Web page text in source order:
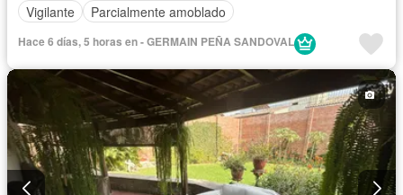
Vigilante
Parcialmente amoblado
Hace 6 días, 5 horas en - GERMAIN PEÑA SANDOVAL